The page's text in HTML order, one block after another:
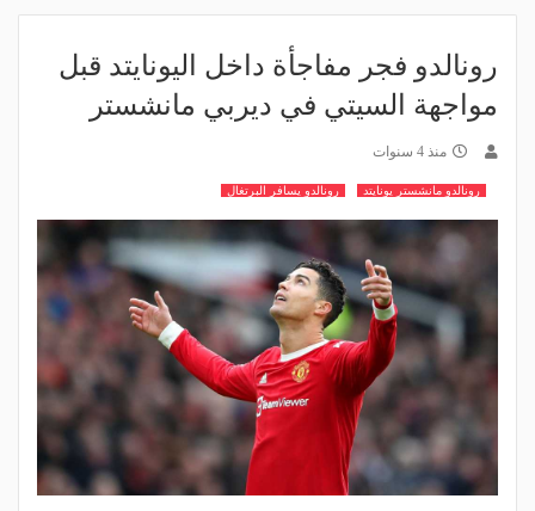
رونالدو فجر مفاجأة داخل اليونايتد قبل
مواجهة السيتي في ديربي مانشستر
منذ 4 سنوات
رونالدو مانشستر يونايتد رونالدو يسافر البرتغال